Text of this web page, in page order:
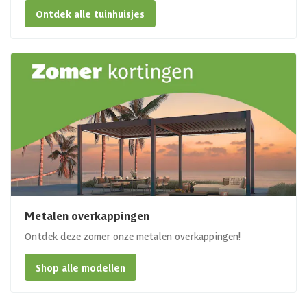
Ontdek alle tuinhuisjes
Metalen overkappingen
Ontdek deze zomer onze metalen overkappingen!
Shop alle modellen